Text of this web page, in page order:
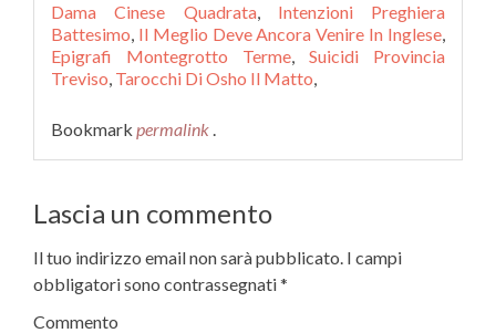
Dama Cinese Quadrata, Intenzioni Preghiera
Battesimo, Il Meglio Deve Ancora Venire In Inglese,
Epigrafi Montegrotto Terme, Suicidi Provincia
Treviso, Tarocchi Di Osho Il Matto,
Bookmark permalink .
Lascia un commento
Il tuo indirizzo email non sarà pubblicato. I campi
obbligatori sono contrassegnati*
Commento